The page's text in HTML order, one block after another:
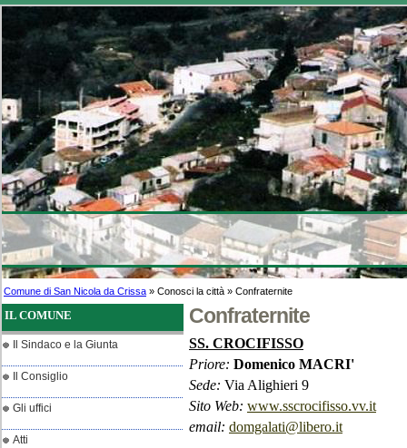
Comune di San Nicola da Crissa » Conosci la città » Confraternite
IL COMUNE
Il Sindaco e la Giunta
Il Consiglio
Gli uffici
Atti
Confraternite
SS. CROCIFISSO
Priore: Domenico MACRI'
Sede: Via Alighieri 9
Sito Web: www.sscrocifisso.vv.it
email: domgalati@libero.it